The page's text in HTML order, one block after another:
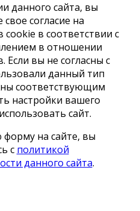
данного сайта, вы
согласие на
в соответствии с
в отношении
Если вы не согласны с
данный тип
соответствующим
настройки вашего
сайт.
на сайте, вы
с политикой
данного сайта.